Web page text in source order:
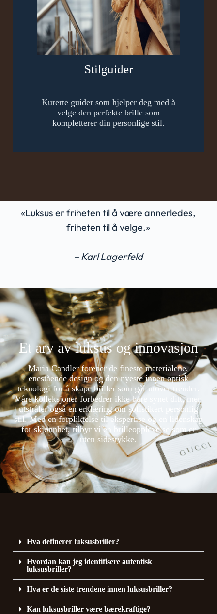
Stilguider
Kurerte guider som hjelper deg med å
velge den perfekte brille som
kompletterer din personlige stil.
«Luksus er friheten til å være annerledes,
friheten til å velge.»
– Karl Lagerfeld
Et arv av luksus og innovasjon
Maria Candler forener de fineste materialene,
enestående design og den nyeste innen optisk
teknologi for å skape briller som går utover trender.
Våre kolleksjoner forbedrer ikke bare synet ditt, men
utstråler også en erklæring om sofistikert personlig
stil. Med en forpliktelse til ekspertise og en lidenskap
for skjønnhet, tilbyr vi en brilleopplevelse som er
uten sidestykke.
Hva definerer luksusbriller?
Hvordan kan jeg identifisere autentisk
luksusbriller?
Hva er de siste trendene innen luksusbriller?
Kan luksusbriller være bærekraftige?